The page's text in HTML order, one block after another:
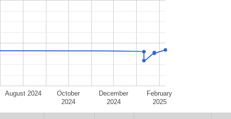
August 2024
October
2024
December
2024
February
2025